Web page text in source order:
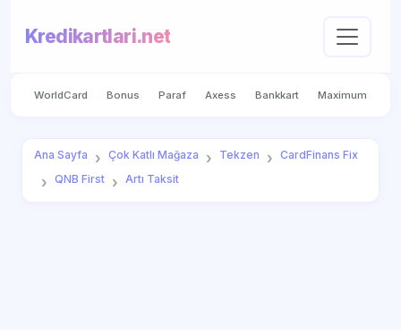
Kredikartlari.net
WorldCard Bonus Paraf Axess Bankkart Maximum
Ana Sayfa Çok Katlı Mağaza Tekzen
CardFinans Fix
QNB First
Artı Taksit